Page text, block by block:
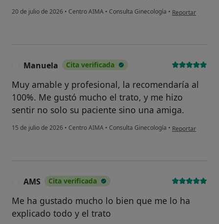
20 de julio de 2026 • Centro AIMA • Consulta Ginecología • en opinión del
Reportar
Manuela Cita verificada
Muy amable y profesional, la recomendaría al
100%. Me gustó mucho el trato, y me hizo
sentir no solo su paciente sino una amiga.
15 de julio de 2026 • Centro AIMA • Consulta Ginecología • en opinión del
Reportar
AMS Cita verificada
Me ha gustado mucho lo bien que me lo ha
explicado todo y el trato